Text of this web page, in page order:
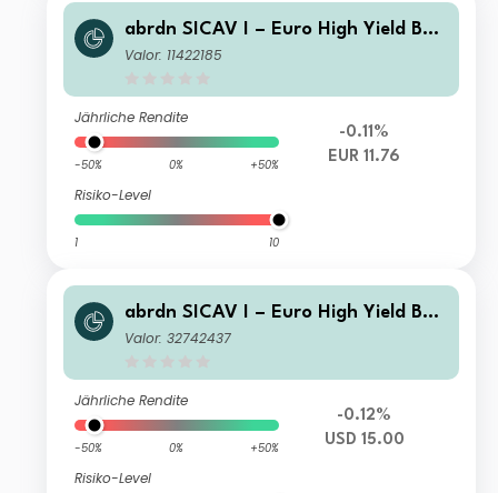
abrdn SICAV I – Euro High Yield Bon
d Fund Class K Acc EUR
Valor: 11422185
Jährliche Rendite
-50% 0% +50%
Risiko-Level
1 10
-0.11%
EUR 11.76
abrdn SICAV I – Euro High Yield Bon
d Fund Class W Acc Hedged USD
Valor: 32742437
Jährliche Rendite
-50% 0% +50%
Risiko-Level
-0.12%
USD 15.00